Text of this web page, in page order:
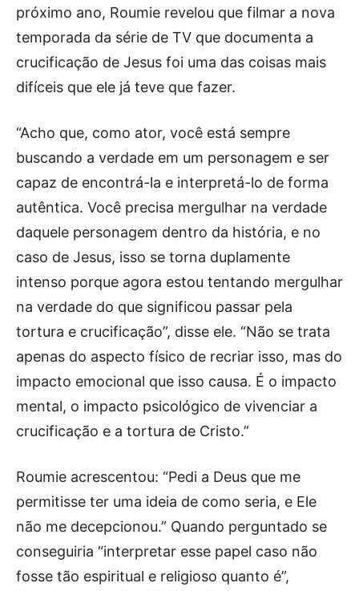
próximo ano, Roumie revelou que filmar a nova
temporada da série de TV que documenta a
crucificação de Jesus foi uma das coisas mais
difíceis que ele já teve que fazer.
“Acho que, como ator, você está sempre
buscando a verdade em um personagem e ser
capaz de encontrá-la e interpretá-lo de forma
autêntica. Você precisa mergulhar na verdade
daquele personagem dentro da história, e no
caso de Jesus, isso se torna duplamente
intenso porque agora estou tentando mergulhar
na verdade do que significou passar pela
tortura e crucificação”, disse ele. “Não se trata
apenas do aspecto físico de recriar isso, mas do
impacto emocional que isso causa. É o impacto
mental, o impacto psicológico de vivenciar a
crucificação e a tortura de Cristo.”
Roumie acrescentou: “Pedi a Deus que me
permitisse ter uma ideia de como seria, e Ele
não me decepcionou.” Quando perguntado se
conseguiria “interpretar esse papel caso não
fosse tão espiritual e religioso quanto é”,